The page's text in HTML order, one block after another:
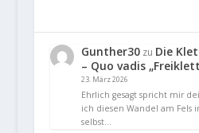
Gunther30zu Die
– Quo vadis
23. März 2026
Ehrlich gesagt spricht mir
ich diesen Wandel am Fels
selbst…